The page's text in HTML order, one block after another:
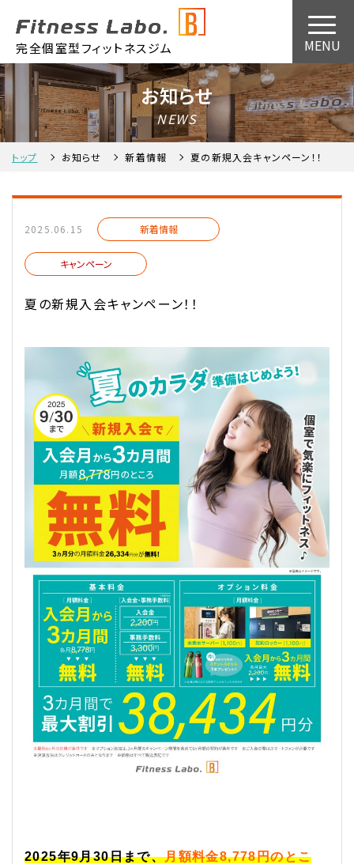
完全個室型フィットネスジム
お知らせ
NEWS
トップ お知らせ 新着情報 夏の新規入会キャンペーン！！
2025.06.15 新着情報
キャンペーン
夏の新規入会キャンペーン！！
2025年9月30日まで、月額料金8,778円のとこ